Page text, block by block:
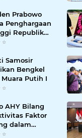
Prabowo
Penghargaan
Republik
The Grand
Samosir
Bengkel
Muara Putih I
Bilang
Faktor
dalam